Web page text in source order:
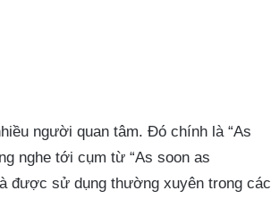
người quan tâm. Đó chính là “As
nghe tới cụm từ “As soon as
được sử dụng thường xuyên trong các